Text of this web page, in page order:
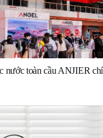
nước toàn cầu ANJIER